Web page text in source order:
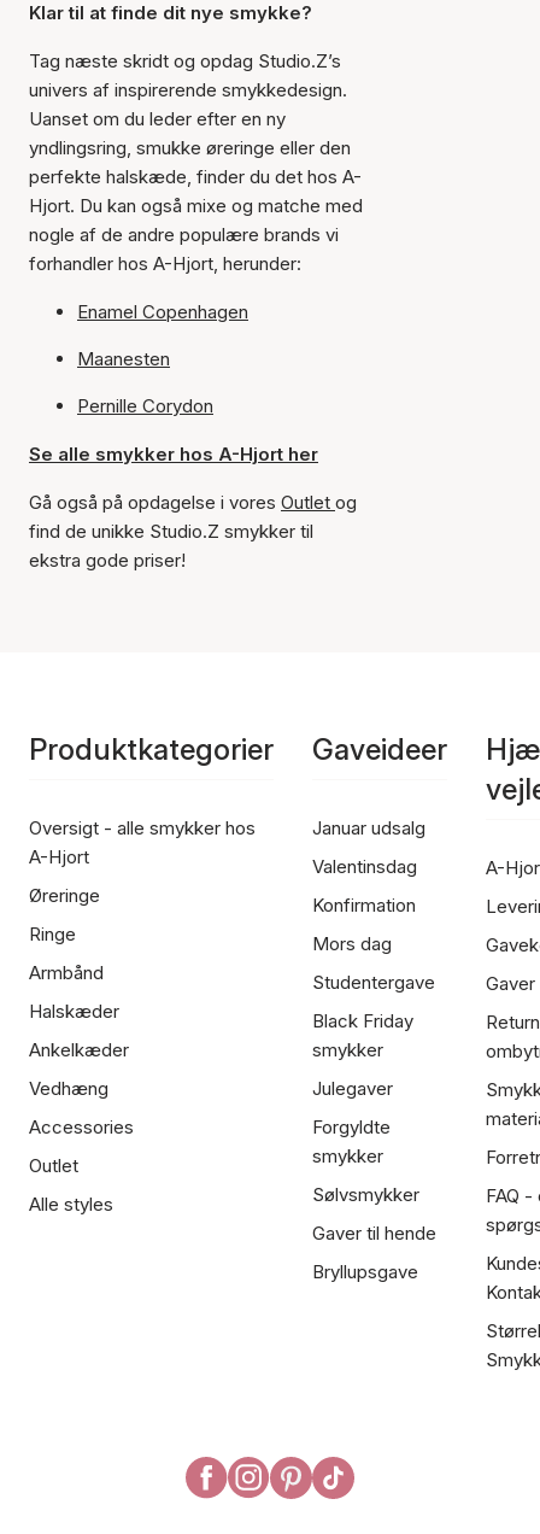
Klar til at finde dit nye smykke?
Tag næste skridt og opdag Studio.Z’s
univers af inspirerende smykkedesign.
Uanset om du leder efter en ny
yndlingsring, smukke øreringe eller den
perfekte halskæde, finder du det hos A-
Hjort. Du kan også mixe og matche med
nogle af de andre populære brands vi
forhandler hos A-Hjort, herunder:
Enamel Copenhagen
Maanesten
Pernille Corydon
Se alle smykker hos A-Hjort her
Gå også på opdagelse i vores Outlet og
find de unikke Studio.Z smykker til
ekstra gode priser!
Produktkategorier
Oversigt - alle smykker hos
A-Hjort
Øreringe
Ringe
Armbånd
Halskæder
Ankelkæder
Vedhæng
Accessories
Outlet
Alle styles
Gaveideer
Januar udsalg
Valentinsdag
Konfirmation
Mors dag
Studentergave
Black Friday
smykker
Julegaver
Forgyldte
smykker
Sølvsmykker
Gaver til hende
Bryllupsgave
A-
FAQ